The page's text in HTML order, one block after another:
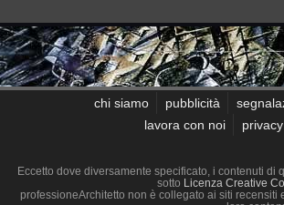
chi siamo pubblicità
lavora con noi
privacy
Eccetto dove diversamente specificato, i contenuti di
sotto Licenza Creative
professioneArchitetto non è collegato ai siti recensiti